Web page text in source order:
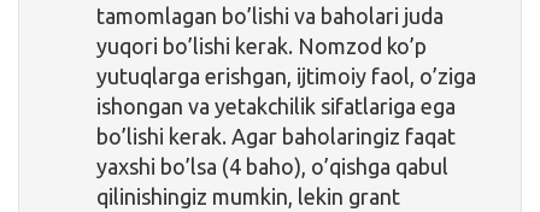
tamomlagan bo’lishi va baholari juda
yuqori bo’lishi kerak. Nomzod ko’p
yutuqlarga erishgan, ijtimoiy faol, o’ziga
ishongan va yetakchilik sifatlariga ega
bo’lishi kerak. Agar baholaringiz faqat
yaxshi bo’lsa (4 baho), o’qishga qabul
qilinishingiz mumkin, lekin grant